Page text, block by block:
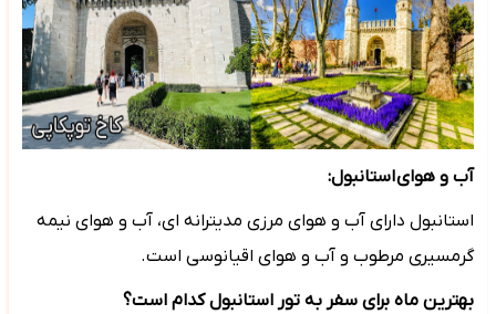
آب و هوایاستانبول:
استانبول دارای آب و هوای مرزی مدیترانه ای، آب و هوای نیمه
گرمسیری مرطوب و آب و هوای اقیانوسی است.
بهترین ماه برای سفر به تور استانبول کدام است؟